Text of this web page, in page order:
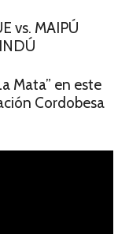
vs. MAIPÚ
Mata” en este
Cordobesa